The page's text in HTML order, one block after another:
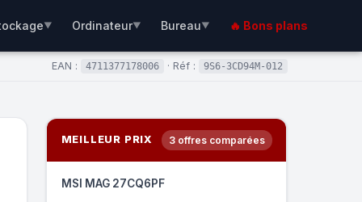
▼ Ordinateur▼ Bureau▼ 🔥 Bons plans
EAN : 4711377178006 · Réf : 9S6-3CD94M-012
MEILLEUR PRIX 3 offres comparées
MSI MAG 27CQ6PF